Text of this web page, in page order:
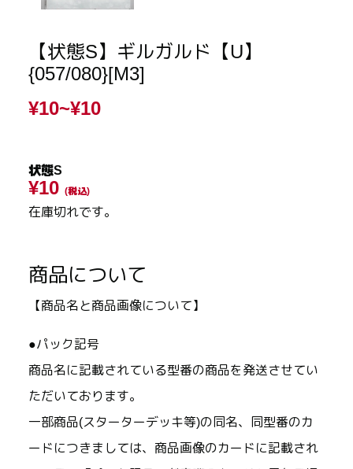
【状態S】ギルガルド【U】
{057/080}[M3]
¥10~¥10
状態S
¥10 (税込)
在庫切れです。
商品について
【商品名と商品画像について】
●パック記号
商品名に記載されている型番の商品を発送させてい
ただいております。
一部商品(スターターデッキ等)の同名、同型番のカ
ードにつきましては、商品画像のカードに記載され